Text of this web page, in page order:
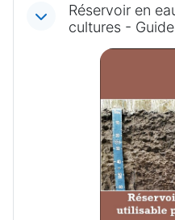
Réservoir en
cultures -